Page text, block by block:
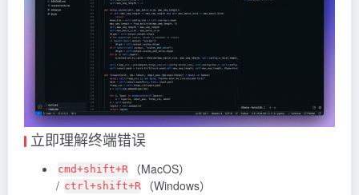
立即理解终端错误
cmd+shift+R
（MacOS）
/ ctrl+shift+R （Windows）